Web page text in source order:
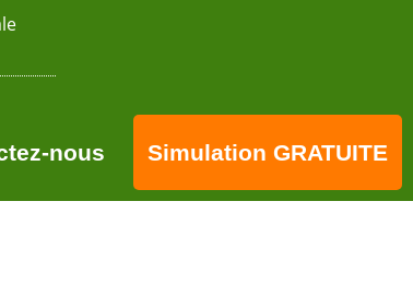
nous Simulation GRATUITE